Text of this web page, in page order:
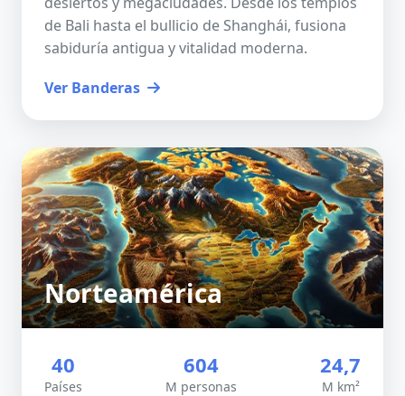
de Bali hasta el bullicio de Shanghái, fusiona
sabiduría antigua y vitalidad moderna.
Ver Banderas
Norteamérica
40
Países
604
M personas
24,7
M km²